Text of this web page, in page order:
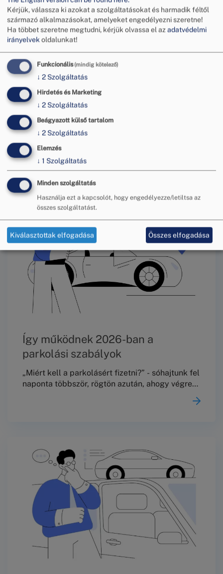
Így indíthatsz békéltető eljárást
cégként
Miért érdemes a békéltető testülethez fordulni?
A békéltető testület arra való, hogy a fogyasztó
és a vállalkozás ne rögtön bíróságon, drágán és
hosszan „veszekedjen”, hanem egy gyorsabb,
ingyenes és jóval egyszerűbb fórumon
törekedjenek a megegyezésre. Mód van tehát a
fogyasztói jogviták gyors, ingyenes, szakszerű
rendezésére.
Így működnek 2026-ban a
parkolási szabályok
„Miért kell a parkolásért fizetni?” - sóhajtunk fel
naponta többször, rögtön azután, ahogy végre
évi I.
Kérjük, válassza ki azokat a szolgáltatásokat és harmadik féltől
származó alkalmazásokat, amelyeket engedélyezni szeretne!
Ha többet szeretne megtudni, kérjük olvassa el az adatvédelmi
irányelvekoldalunkat!
Funkcionális(mindig kötelező)
↓ 2 Szolgáltatás
Hirdetés és Marketing
↓ 2 Szolgáltatás
Beágyazott külső tartalom
↓ 2 Szolgáltatás
Elemzés
↓ 1 Szolgáltatás
Minden szolgáltatás
Használja ezt a kapcsolót, hogy engedélyezze/letiltsa az
összes szolgáltatást.
Kiválasztottak elfogadása Összes elfogadása